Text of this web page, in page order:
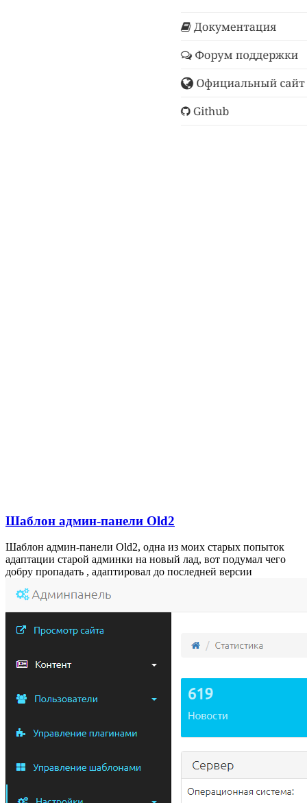
Шаблон админ-панели Old2
Шаблон админ-панели Old2, одна из моих старых попыток
адаптации старой админки на новый лад, вот подумал чего
добру пропадать , адаптировал до последней версии